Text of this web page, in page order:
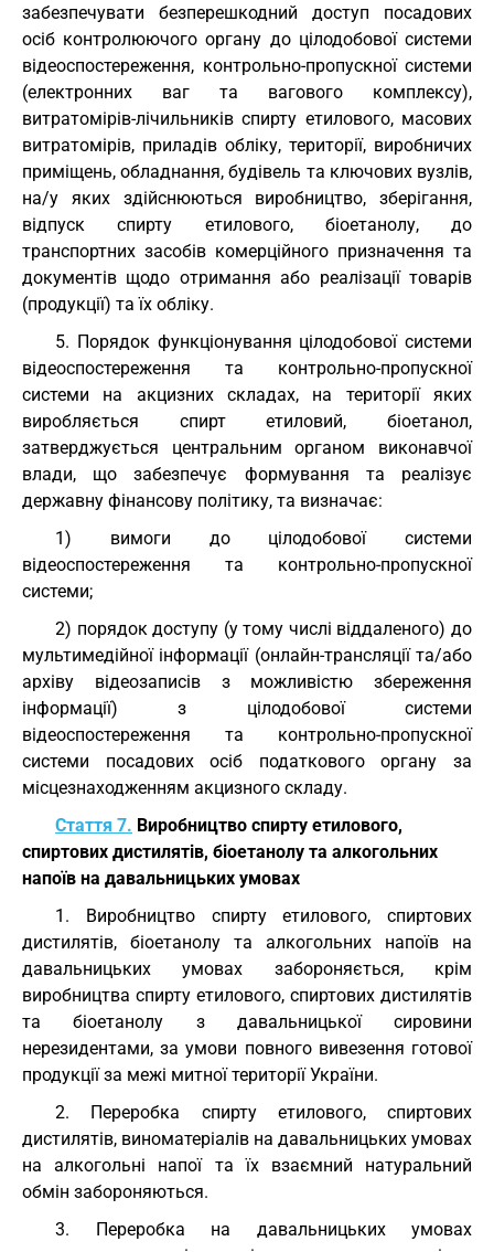
забезпечувати безперешкодний доступ посадових
осіб контролюючого органу до цілодобової системи
відеоспостереження, контрольно-пропускної системи
(електронних ваг та вагового комплексу),
витратомірів-лічильників спирту етилового, масових
витратомірів, приладів обліку, території, виробничих
приміщень, обладнання, будівель та ключових вузлів,
на/у яких здійснюються виробництво, зберігання,
відпуск спирту етилового, біоетанолу, до
транспортних засобів комерційного призначення та
документів щодо отримання або реалізації товарів
(продукції) та їх обліку.
5. Порядок функціонування цілодобової системи
відеоспостереження та контрольно-пропускної
системи на акцизних складах, на території яких
виробляється спирт етиловий, біоетанол,
затверджується центральним органом виконавчої
влади, що забезпечує формування та реалізує
державну фінансову політику, та визначає:
1) вимоги до цілодобової системи
відеоспостереження та контрольно-пропускної
системи;
2) порядок доступу (у тому числі віддаленого) до
мультимедійної інформації (онлайн-трансляції та/або
архіву відеозаписів з можливістю збереження
інформації) з цілодобової системи
відеоспостереження та контрольно-пропускної
системи посадових осіб податкового органу за
місцезнаходженням акцизного складу.
Стаття 7. Виробництво спирту етилового,
спиртових дистилятів, біоетанолу та алкогольних
напоїв на давальницьких умовах
1. Виробництво спирту етилового, спиртових
дистилятів, біоетанолу та алкогольних напоїв на
давальницьких умовах забороняється, крім
виробництва спирту етилового, спиртових дистилятів
та біоетанолу з давальницької сировини
нерезидентами, за умови повного вивезення готової
продукції за межі митної території України.
2. Переробка спирту етилового, спиртових
дистилятів, виноматеріалів на давальницьких умовах
на алкогольні напої та їх взаємний натуральний
обмін забороняються.
3. Переробка на давальницьких умовах